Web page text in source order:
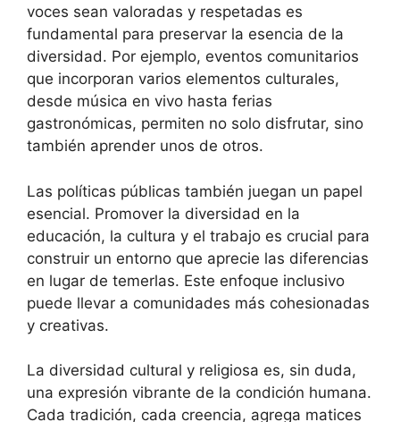
voces sean valoradas y respetadas es
fundamental para preservar la esencia de la
diversidad. Por ejemplo, eventos comunitarios
que incorporan varios elementos culturales,
desde música en vivo hasta ferias
gastronómicas, permiten no solo disfrutar, sino
también aprender unos de otros.
Las políticas públicas también juegan un papel
esencial. Promover la diversidad en la
educación, la cultura y el trabajo es crucial para
construir un entorno que aprecie las diferencias
en lugar de temerlas. Este enfoque inclusivo
puede llevar a comunidades más cohesionadas
y creativas.
La diversidad cultural y religiosa es, sin duda,
una expresión vibrante de la condición humana.
Cada tradición, cada creencia, agrega matices